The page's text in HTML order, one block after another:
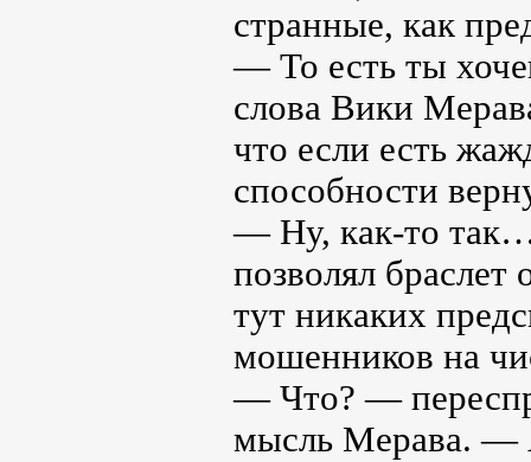
странные, как
— То есть ты
слова Вики
что если есть
способности
— Ну, как-то
позволял
тут никаких
мошенников на
— Что? —
мысль Мерава. —